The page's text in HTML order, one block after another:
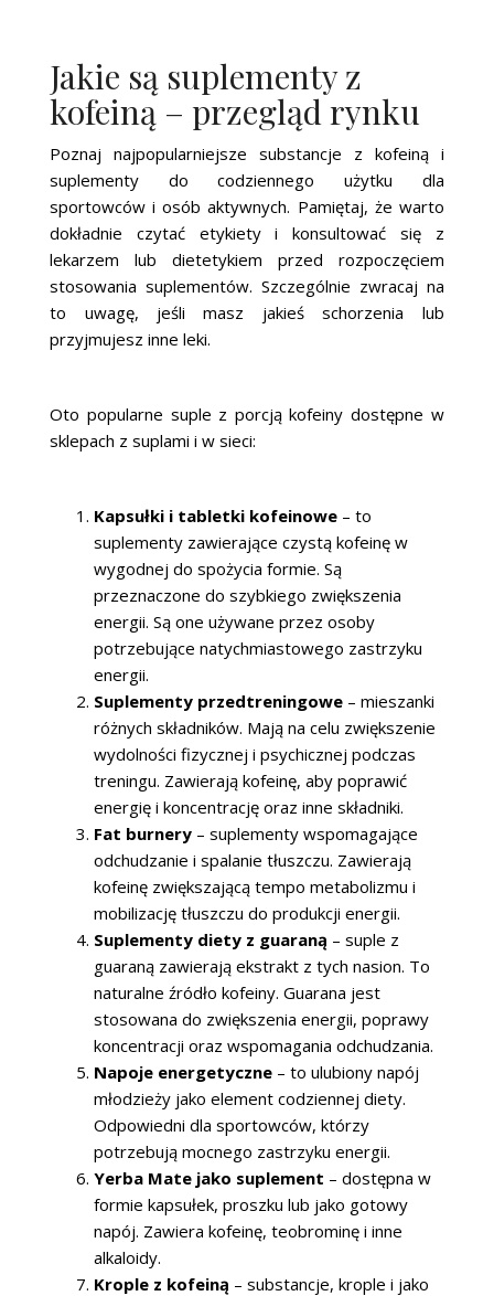
Jakie są suplementy z
kofeiną – przegląd rynku
Poznaj najpopularniejsze substancje z kofeiną i
suplementy do codziennego użytku dla
sportowców i osób aktywnych. Pamiętaj, że warto
dokładnie czytać etykiety i konsultować się z
lekarzem lub dietetykiem przed rozpoczęciem
stosowania suplementów. Szczególnie zwracaj na
to uwagę, jeśli masz jakieś schorzenia lub
przyjmujesz inne leki.
Oto popularne suple z porcją kofeiny dostępne w
sklepach z suplami i w sieci:
Kapsułki i tabletki kofeinowe – to
suplementy zawierające czystą kofeinę w
wygodnej do spożycia formie. Są
przeznaczone do szybkiego zwiększenia
energii. Są one używane przez osoby
potrzebujące natychmiastowego zastrzyku
energii.
Suplementy przedtreningowe – mieszanki
różnych składników. Mają na celu zwiększenie
wydolności fizycznej i psychicznej podczas
treningu. Zawierają kofeinę, aby poprawić
energię i koncentrację oraz inne składniki.
Fat burnery – suplementy wspomagające
odchudzanie i spalanie tłuszczu. Zawierają
kofeinę zwiększającą tempo metabolizmu i
mobilizację tłuszczu do produkcji energii.
Suplementy diety z guaraną – suple z
guaraną zawierają ekstrakt z tych nasion. To
naturalne źródło kofeiny. Guarana jest
stosowana do zwiększenia energii, poprawy
koncentracji oraz wspomagania odchudzania.
Napoje energetyczne – to ulubiony napój
młodzieży jako element codziennej diety.
Odpowiedni dla sportowców, którzy
potrzebują mocnego zastrzyku energii.
Yerba Mate jako suplement – dostępna w
formie kapsułek, proszku lub jako gotowy
napój. Zawiera kofeinę, teobrominę i inne
alkaloidy.
Krople z kofeiną – substancje, krople i jako